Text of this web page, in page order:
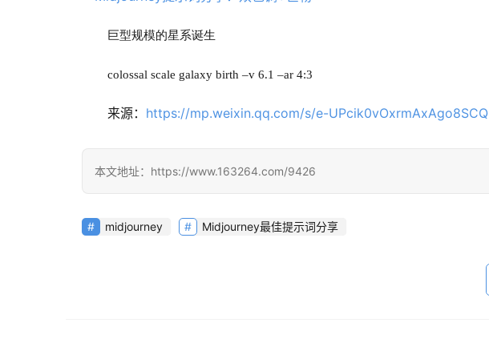
巨型规模的星系诞生
colossal scale galaxy birth –v 6.1 –ar 4:3
来源： https://mp.weixin.qq.com/s/e-UPcik0vOxrmAxAgo8SCQ
本文地址：https://www.163264.com/9426
midjourney Midjourney最佳提示词分享